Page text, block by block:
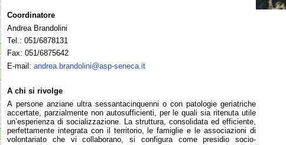
Coordinatore
Andrea Brandolini
Tel.: 051/6878131
Fax: 051/6875642
E-mail: andrea.brandolini@asp-seneca.it
A chi si rivolge
A persone anziane ultra sessantacinquenni o con patologie geriatriche
accertate, parzialmente non autosufficienti, per le quali sia ritenuta utile
un’esperienza di socializzazione. La struttura, consolidata ed efficiente,
perfettamente integrata con il territorio, le famiglie e le associazioni di
volontariato che vi collaborano, si configura come presidio socio-